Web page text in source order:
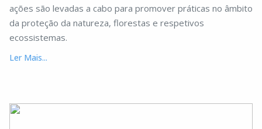
ações são levadas a cabo para promover práticas no âmbito
da proteção da natureza, florestas e respetivos
ecossistemas.
Ler Mais...